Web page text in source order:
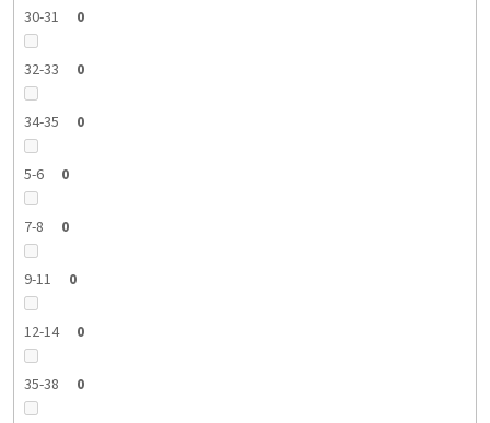
30-31 0
32-33 0
34-35 0
5-6 0
7-8 0
9-11 0
12-14 0
35-38 0